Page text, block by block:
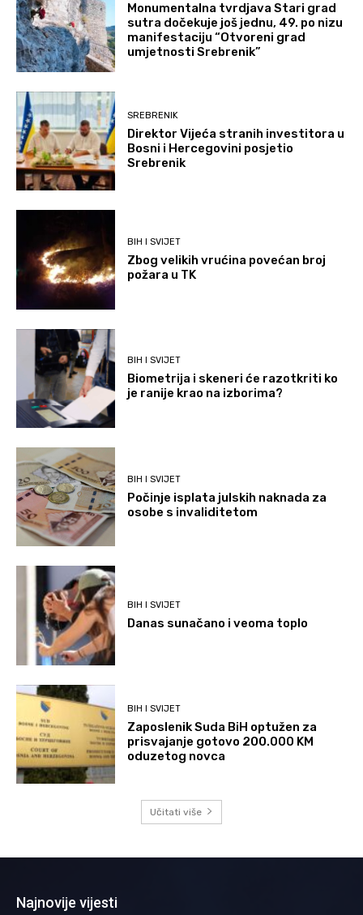
Monumentalna tvrdjava Stari grad
sutra dočekuje još jednu, 49. po nizu
manifestaciju “Otvoreni grad
umjetnosti Srebrenik”
SREBRENIK
Direktor Vijeća stranih investitora u
Bosni i Hercegovini posjetio
Srebrenik
BIH I SVIJET
Zbog velikih vrućina povećan broj
požara u TK
BIH I SVIJET
Biometrija i skeneri će razotkriti ko
je ranije krao na izborima?
BIH I SVIJET
Počinje isplata julskih naknada za
osobe s invaliditetom
BIH I SVIJET
Danas sunačano i veoma toplo
BIH I SVIJET
Zaposlenik Suda BiH optužen za
prisvajanje gotovo 200.000 KM
oduzetog novca
Učitati više
Najnovije vijesti